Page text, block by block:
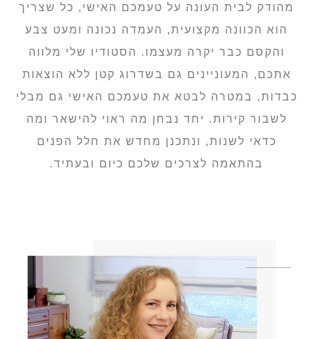
מהודק לבית העונה על טעמכם האישי, כל שצריך
הוא הכוונה מקצועית, העמדה נכונה ומעט צבע
והקסם כבר יקרה מעצמו. הסטודיו שלי מלווה
אתכם, המעוניינים גם בשדרוג קטן ללא הוצאות
כבדות, במטרה לבטא את טעמכם האישי גם מבלי
לשבור קירות. יחד נבחן מה ראוי להישאר ומה
כדאי לשנות, ונתכנן מחדש את חלל הפנים
בהתאמה לצרכים שלכם כיום ובעתיד.